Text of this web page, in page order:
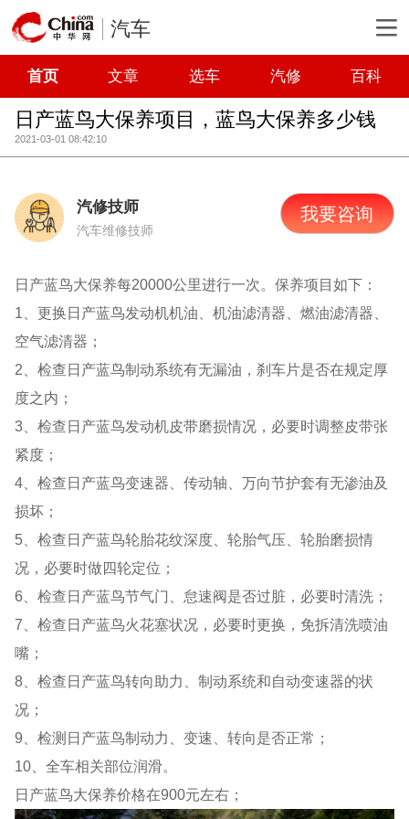
汽车
首页 文章 选车 汽修 百科
日产蓝鸟大保养项目，蓝鸟大保养多少钱
2021-03-01 08:42:10
汽修技师
汽车维修技师
我要咨询
日产蓝鸟大保养每20000公里进行一次。保养项目如下：
1、更换日产蓝鸟发动机机油、机油滤清器、燃油滤清器、
空气滤清器；
2、检查日产蓝鸟制动系统有无漏油，刹车片是否在规定厚
度之内；
3、检查日产蓝鸟发动机皮带磨损情况，必要时调整皮带张
紧度；
4、检查日产蓝鸟变速器、传动轴、万向节护套有无渗油及
损坏；
5、检查日产蓝鸟轮胎花纹深度、轮胎气压、轮胎磨损情
况，必要时做四轮定位；
6、检查日产蓝鸟节气门、怠速阀是否过脏，必要时清洗；
7、检查日产蓝鸟火花塞状况，必要时更换，免拆清洗喷油
嘴；
8、检查日产蓝鸟转向助力、制动系统和自动变速器的状
况；
9、检测日产蓝鸟制动力、变速、转向是否正常；
10、全车相关部位润滑。
日产蓝鸟大保养价格在900元左右；